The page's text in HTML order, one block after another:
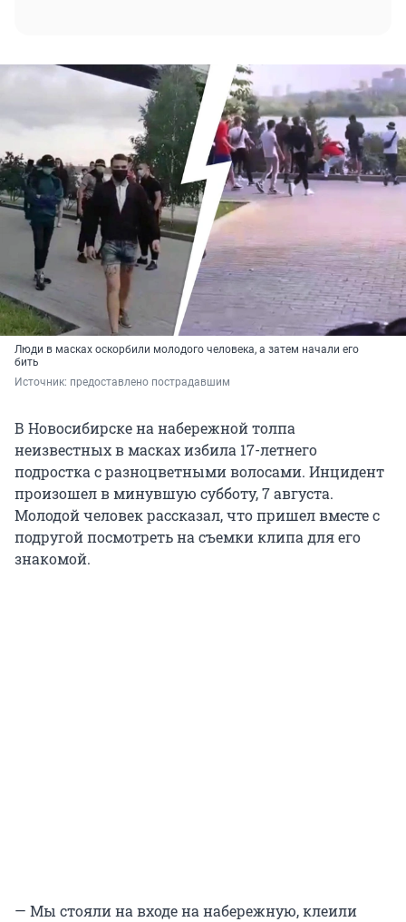
Люди в масках оскорбили молодого человека, а затем начали его
бить
Источник: предоставлено пострадавшим
В Новосибирске на набережной толпа
неизвестных в масках избила 17-летнего
подростка с разноцветными волосами. Инцидент
произошел в минувшую субботу, 7 августа.
Молодой человек рассказал, что пришел вместе с
подругой посмотреть на съемки клипа для его
знакомой.
— Мы стояли на входе на набережную, клеили